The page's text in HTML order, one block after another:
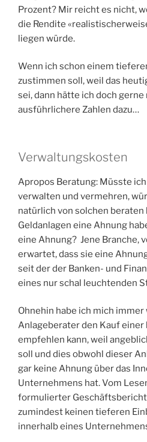
Prozent? Mir reicht es nicht,
die Rendite
liegen würde.
Wenn ich schon einem
zustimmen soll, weil das
sei, dann hätte ich doch gerne
ausführlichere Zahlen dazu…
Verwaltungskosten
Apropos Beratung: Müsste
verwalten und vermehren,
natürlich von solchen beraten
Geldanlagen eine Ahnung
eine Ahnung? Jene Branche,
erwartet, dass sie eine
seit der der Banken- und
eines nur schal leuchtenden
Ohnehin habe ich mich
Anlageberater den Kauf
empfehlen kann, weil
soll und dies obwohl dieser
gar keine Ahnung über das
Unternehmens hat. Vom
formulierter
zumindest keinen tieferen
innerhalb eines